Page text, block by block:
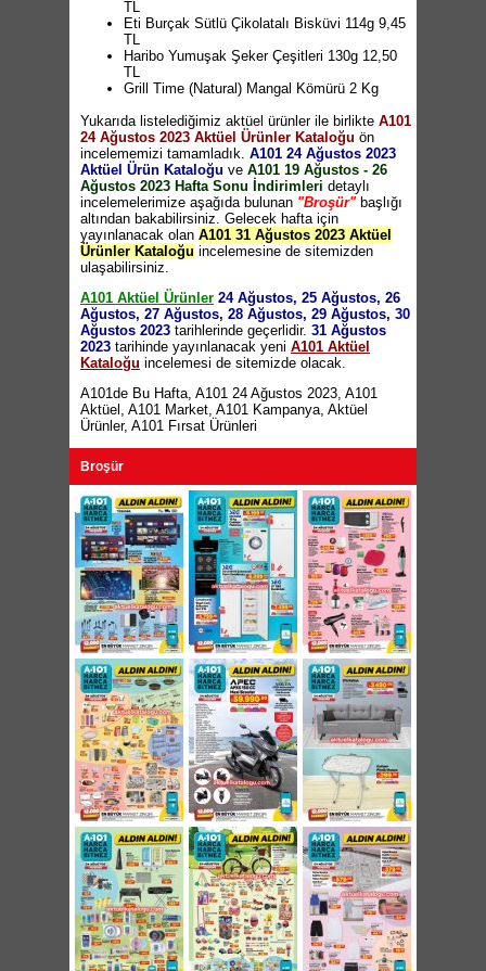
Limonata Bardağı 19,90 TL
Tek Fiyat Ürünler 7,50 TL
Nofrost Saklama Kabı 380ml 6,90 TL
Nofrost Saklama Kabı 3,5 Litre 15,90 TL
Rooc Çok Amaçlı Mutfak Makası 19,90 TL
Rende 19,90 TL
Badya 29,90 TL
Oval Kaydırmaz Tepsi 32,50 TL
Kapaklı Kase Çeşitleri 65 TL
Buzdolabı Organizeri 14,90 TL
Buzdolabı Sürahisi 24,50 TL
Contalı Saklama Kapları 18,50 TL
Trend Saklama Kabı 3'lü 27,50 TL
Metaltex Yağ Sıçratmaz 34,90 TL
Baharat - Kavanoz Rafları ve Bulaşıklık 89,90
TL
Porselen Havan 99,90 TL
Cam Kase 12,90 TL
LAV Cam Kase 64,90 TL
Borcam Kulplu Kare Tepsi 54,90 TL
Cam Sunum Tabağı Çeşitleri 9,90 TL
Borcam Çeyiz Seti 4 Parça 179 TL
Luminarc Opal Makarna Tabağı 49,90 TL
Keramika Desenli Pasta Tabağı 20cm 25,90
TL
Keramika Desenli Kalp Çerezlik 25,90 TL
APEC APX5 150 CC Maxi Scooter 59.990 TL
Koltuk 3'lü 3.490 TL
Katlanır Piknik Masası 299 TL
Sinek Kovucu 139 TL
Sinek Öldürücü 64,90 TL
Alt Körüklü Alışveriş Çantası 3,90 TL
Frikies Yaş Kedi Maması Çeşitleri 85g 14,90
TL
Orta Boy Kafesli Mangal Teli 44,90 TL
Metal Maşa 19,90 TL
Izgaralı Piknik Mangal 69,90 TL
Emaye Mangal 50'lik 159 TL
26 Jant Ön Sepetli Bisiklet 2.799 TL
Dijital Baskılı Kadife Kaymaz Taban Saçaklı
Halı 6m2 579 TL
Dijital Baskılı Kadife Kaymaz Taban Saçaklı
Halı 4m2 379 TL
Silk&Blue Bay Büyük Beden Kolsuz Kaprili
Pijama Takımı 189 TL
Silk&Blue Bayan Büyük Beden Kısa Kollu
Kaprili Pijama Takımı 179 TL
Masa Örtüsü 34,90 TL
Silk&Blue Bayan Fitilli Slip 2'li 44,90 TL
Silk&Blue Bay Büyük Beden Şort 74,90 TL
Silk&Blue Bay Büyük Beden Atlet 59,90 TL
Silk&Blue Bayan Büyük Beden Bato 34,90 TL
Silk&Blue Bayan Büyük Beden İp Askılı Atlet
59,90 TL
Silk&Blue Kız/Erkek Çocuk Patik Çorap 5'li
TL
Eti Burçak Sütlü Çikolatalı Bisküvi 114g 9,45
TL
Haribo Yumuşak Şeker Çeşitleri 130g 12,50
TL
Grill Time (Natural) Mangal Kömürü 2 Kg
Hardwood Mangal Kömürü 2 Kg 47,90 TL
ACE Çamaşır Suyu 4 Litre 64,90 TL
Bioblas Şampuan 360ml 55 TL
Bingo Sıvı Deterjan Çeşitleri 2 Litre 48,90 TL
(10 TL ve üzeri alışverişlerde geçerlidir)
Bingo Soft Yumuşatıcı Çeşitleri 960ml 32,90
TL(10 TL ve üzeri alışverişlerde geçerlidir)
Yukarıda listelediğimiz aktüel ürünler ile birlikte A101
24 Ağustos 2023 Aktüel Ürünler Kataloğu ön
incelememizi tamamladık. A101 24 Ağustos 2023
Aktüel Ürün Kataloğu ve A101 19 Ağustos - 26
Ağustos 2023 Hafta Sonu İndirimleri detaylı
incelemelerimize aşağıda bulunan "Broşür"başlığı
altından bakabilirsiniz. Gelecek hafta için
yayınlanacak olan A101 31 Ağustos 2023 Aktüel
Ürünler Kataloğu incelemesine de sitemizden
ulaşabilirsiniz.
A101 Aktüel Ürünler 24 Ağustos, 25 Ağustos, 26
Ağustos, 27 Ağustos, 28 Ağustos, 29 Ağustos, 30
Ağustos 2023 tarihlerinde geçerlidir. 31 Ağustos
2023 tarihinde yayınlanacak yeni A101 Aktüel
Kataloğu incelemesi de sitemizde olacak.
A101de Bu Hafta A101 24 Ağustos 2023 A101
Aktüel A101 Market A101 Kampanya Aktüel
Ürünler, A101 Fırsat Ürünleri
Broşür